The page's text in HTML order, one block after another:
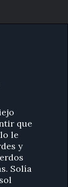
que
le
y
Solía